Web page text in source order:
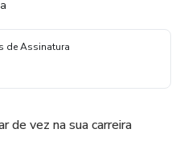
de Assinatura
de vez na sua carreira